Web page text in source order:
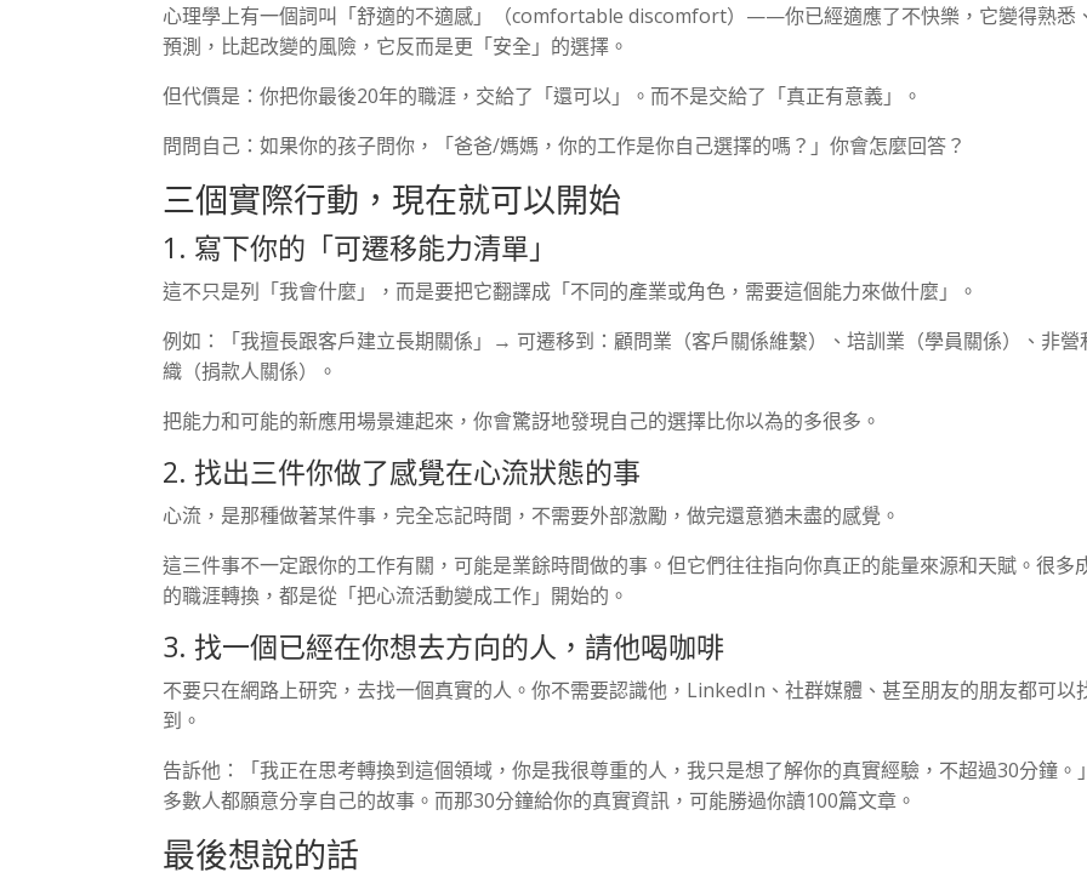
心理學上有一個詞叫「舒適的不適感」（comfortable discomfort）——你已經適應了不快樂，它變得熟悉
預測，比起改變的風險，它反而是更「安全」的選擇。
但代價是：你把你最後20年的職涯，交給了「還可以」。而不是交給了「真正有意義」。
問問自己：如果你的孩子問你，「爸爸/媽媽，你的工作是你自己選擇的嗎？」你會怎麼回答？
三個實際行動，現在就可以開始
1. 寫下你的「可遷移能力清單」
這不只是列「我會什麼」，而是要把它翻譯成「不同的產業或角色，需要這個能力來做什麼」。
例如：「我擅長跟客戶建立長期關係」→ 可遷移到：顧問業（客戶關係維繫）、培訓業（學員關係）、非營
織（捐款人關係）。
把能力和可能的新應用場景連起來，你會驚訝地發現自己的選擇比你以為的多很多。
2. 找出三件你做了感覺在心流狀態的事
心流，是那種做著某件事，完全忘記時間，不需要外部激勵，做完還意猶未盡的感覺。
這三件事不一定跟你的工作有關，可能是業餘時間做的事。但它們往往指向你真正的能量來源和天賦。很多
的職涯轉換，都是從「把心流活動變成工作」開始的。
3. 找一個已經在你想去方向的人，請他喝咖啡
不要只在網路上研究，去找一個真實的人。你不需要認識他，LinkedIn、社群媒體、甚至朋友的朋友都可以
到。
告訴他：「我正在思考轉換到這個領域，你是我很尊重的人，我只是想了解你的真實經驗，不超過30分鐘。
多數人都願意分享自己的故事。而那30分鐘給你的真實資訊，可能勝過你讀100篇文章。
最後想說的話